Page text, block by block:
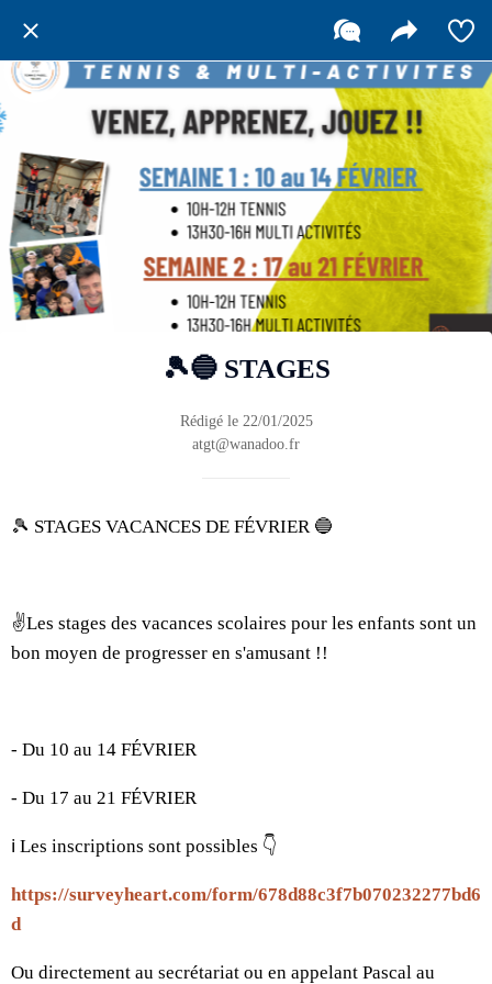
🎾🔵 STAGES
Rédigé le 22/01/2025
atgt@wanadoo.fr
🎾 STAGES VACANCES DE FÉVRIER 🔵
✌️Les stages des vacances scolaires pour les enfants sont un
bon moyen de progresser en s'amusant !!
- Du 10 au 14 FÉVRIER
- Du 17 au 21 FÉVRIER
ℹ️ Les inscriptions sont possibles 👇
https://surveyheart.com/form/678d88c3f7b070232277bd6
d
Ou directement au secrétariat ou en appelant Pascal au